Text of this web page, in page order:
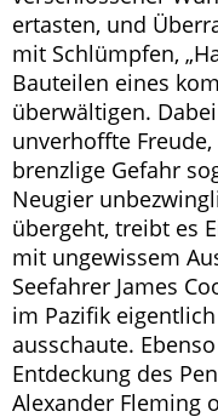
ertasten, und
mit Schlümpfen,
Bauteilen eines
überwältigen.
unverhoffte
brenzlige Gefahr
Neugier
übergeht, treibt es
mit ungewissem
Seefahrer James
im Pazifik
ausschaute.
Entdeckung des
Alexander Fleming